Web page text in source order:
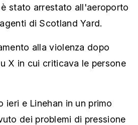
stato arrestato all'aeroporto
di Scotland Yard.
alla violenza dopo
X in cui criticava le persone
ieri e Linehan in un primo
dei problemi di pressione